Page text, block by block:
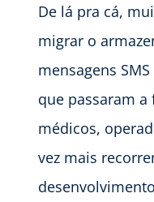
De lá pra cá,
migrar o
mensagens
que passaram
médicos,
vez mais